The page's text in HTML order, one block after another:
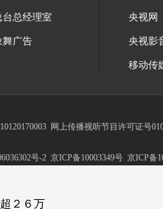
台总经理室
舞广告
央视网
央视影
移动传
网上传播视听节目许可证号
号-2 京ICP备10003349号 京ICP备
２６万